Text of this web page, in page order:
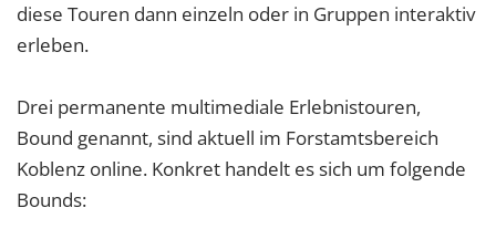
diese Touren dann einzeln oder in Gruppen interaktiv
erleben.
Drei permanente multimediale Erlebnistouren,
Bound genannt, sind aktuell im Forstamtsbereich
Koblenz online. Konkret handelt es sich um folgende
Bounds: